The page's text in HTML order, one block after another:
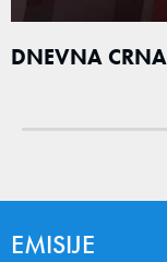
DNEVNA
EMISIJE